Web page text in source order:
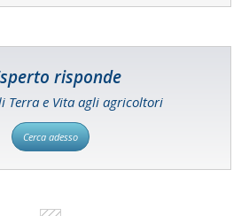
risponde
Terra e Vita agli agricoltori
Cerca adesso